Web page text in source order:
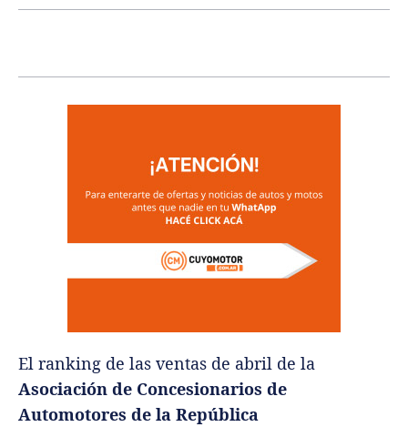
El ranking de las ventas de abril de la
Asociación de Concesionarios de
Automotores de la República